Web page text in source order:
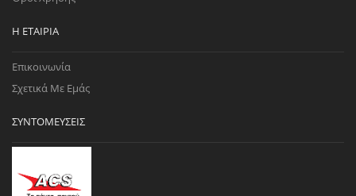
Η ΕΤΑΙΡΊΑ
Επικοινωνία
Σχετικά Με Εμάς
ΣΥΝΤΟΜΕΎΣΕΙΣ